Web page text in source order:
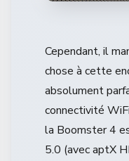
Cependant, il
chose à cette
absolument
connectivité
la Boomster 4
5.0 (avec aptX